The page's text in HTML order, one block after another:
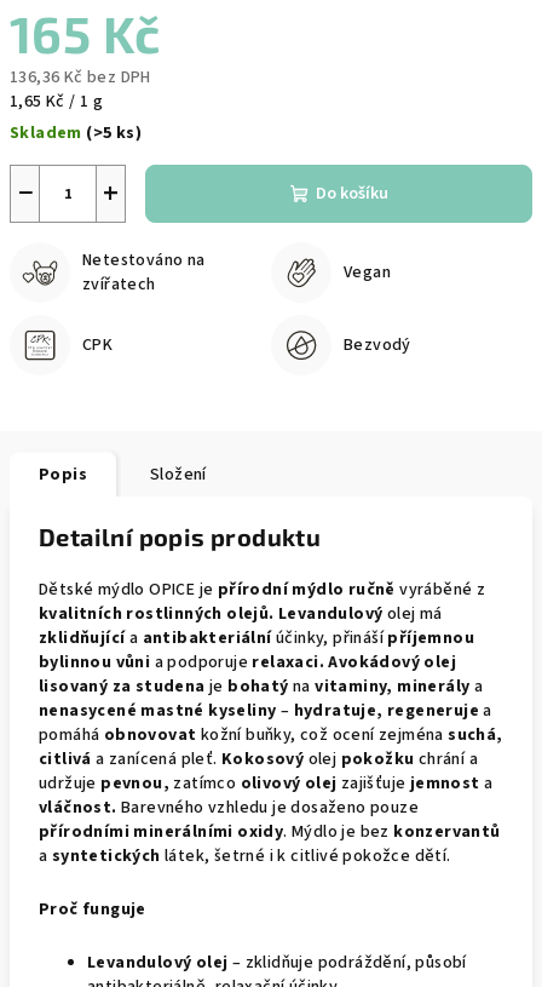
165 Kč
136,36 Kč bez DPH
Měrná
cena:
1,65 Kč / 1 g
Skladem (>5 ks)
+
− Do košíku
Netestováno na
zvířatech
Vegan
CPK Bezvodý
Popis Složení
Detailní popis produktu
Dětské mýdlo OPICE je přírodní mýdlo ručně vyráběné z
kvalitních rostlinných olejů. Levandulový olej má
zklidňujícía antibakteriálníúčinky, přinášípříjemnou
bylinnou vůni a podporuje relaxaci. Avokádový olej
lisovaný za studena je bohatý navitaminy, minerály a
nenasycené mastné kyseliny – hydratuje, regeneruje a
pomáhá obnovovat kožní buňky, což ocení zejménasuchá,
citlivá a zanícená pleť. Kokosový olej pokožku chrání a
udržuje pevnou, zatímco olivový olej zajišťujejemnost a
vláčnost. Barevného vzhledu je dosaženo pouze
přírodními minerálními oxidy. Mýdlo je bez konzervantů
a syntetických látek, šetrné i k citlivé pokožce dětí.
Proč funguje
Levandulový olej – zklidňuje podráždění, působí